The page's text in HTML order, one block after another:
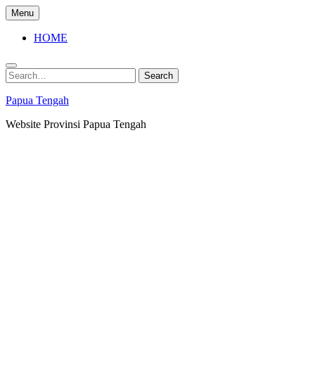
Skip
to
content
Menu
HOME
Search
for:
Search
Papua Tengah
Website Provinsi Papua Tengah